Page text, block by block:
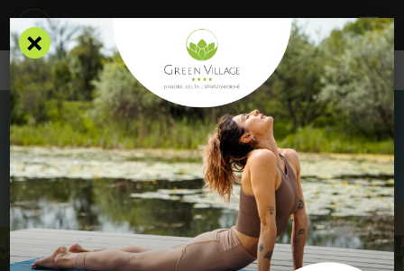
Cazare / Zona Lebăda și Pelicanul
ZONA LEBĂDA ȘI
PELICANUL
×